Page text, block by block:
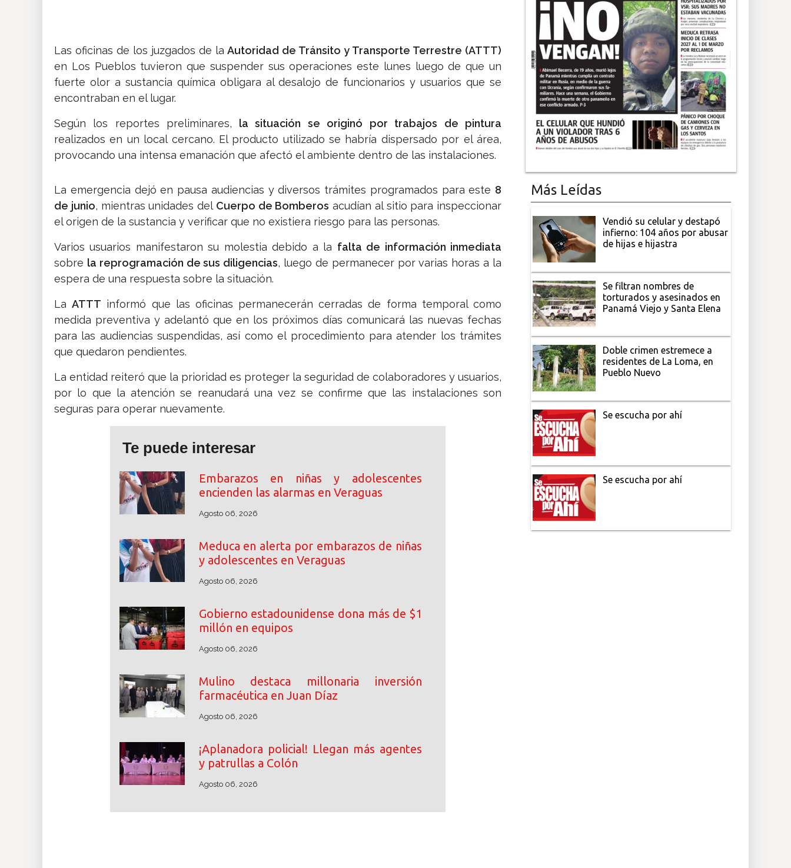
Las oficinas de los juzgados de laAutoridad de Tránsito y Transporte Terrestre (ATTT)
en Los Pueblos tuvieron que suspender sus operaciones este lunes luego de que un
fuerte olor a sustancia química obligara al desalojo de funcionarios y usuarios que se
encontraban en el lugar.
Según los reportes preliminares, la situación se originó por trabajos de pintura
realizados en un local cercano. El producto utilizado se habría dispersado por el área,
provocando una intensa emanación que afectó el ambiente dentro de las instalaciones.
La emergencia dejó en pausa audiencias y diversos trámites programados para este 8
de junio, mientras unidades del Cuerpo de Bomberos acudían al sitio para inspeccionar
el origen de la sustancia y verificar que no existiera riesgo para las personas.
Varios usuarios manifestaron su molestia debido a la falta de información inmediata
sobre la reprogramación de sus diligencias, luego de permanecer por varias horas a la
espera de una respuesta sobre la situación.
LaATTT informó que las oficinas permanecerán cerradas de forma temporal como
medida preventiva y adelantó que en los próximos días comunicará las nuevas fechas
para las audiencias suspendidas, así como el procedimiento para atender los trámites
que quedaron pendientes.
La entidad reiteró que la prioridad es proteger la seguridad de colaboradores y usuarios,
por lo que la atención se reanudará una vez se confirme que las instalaciones son
seguras para operar nuevamente.
Te puede interesar
Embarazos en niñas y adolescentes
encienden las alarmas en Veraguas
Agosto 06, 2026
Meduca en alerta por embarazos de niñas
y adolescentes en Veraguas
Agosto 06, 2026
Gobierno estadounidense dona más de $1
millón en equipos
Agosto 06, 2026
Mulino destaca millonaria inversión
farmacéutica en Juan Díaz
Agosto 06, 2026
¡Aplanadora policial! Llegan más agentes
y patrullas a Colón
Agosto 06, 2026
Más Leídas
Vendió su celular y destapó
infierno: 104 años por abusar
de hijas e hijastra
Se filtran nombres de
torturados y asesinados en
Panamá Viejo y Santa Elena
Doble crimen estremece a
residentes de La Loma, en
Pueblo Nuevo
Se escucha por ahí
Se escucha por ahí